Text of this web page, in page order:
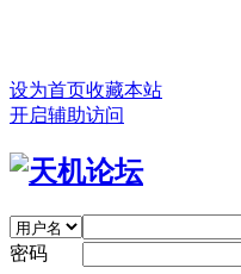
设为首页收藏本站
开启辅助访问
密码